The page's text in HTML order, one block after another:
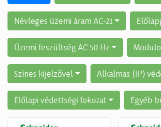
Névleges üzemi áram AC-21
Üzemi feszültség AC 50 Hz
Színes kijelzővel Alkalmas (IP)
Előlapi védettségi fokozat Egyéb